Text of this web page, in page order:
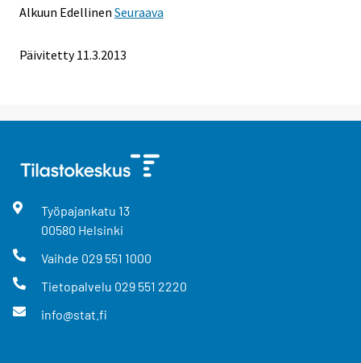
Alkuun Edellinen Seuraava
Päivitetty 11.3.2013
Työpajankatu 13
00580 Helsinki
Vaihde 029 551 1000
Tietopalvelu 029 551 2220
info@stat.fi